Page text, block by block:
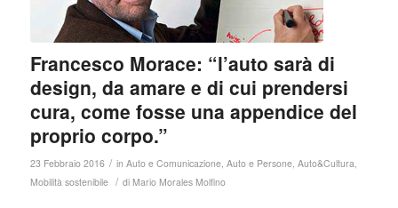
Francesco Morace: “l’auto sarà di
design, da amare e di cui prendersi
cura, come fosse una appendice del
proprio corpo.”
23 Febbraio 2016 / in Auto e Comunicazione, Auto e Persone, Auto&Cultura,
Mobilità sostenibile / di Mario Morales Molfino